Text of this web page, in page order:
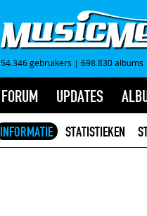
54.346 gebruikers | 698.830 albums
FORUM UPDATES
INFORMATIE STATISTIEKEN